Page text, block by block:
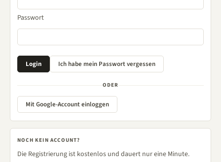
Passwort
ODER
Mit Google-Account einloggen
NOCH KEIN ACCOUNT?
Die Registrierung ist kostenlos und dauert nur eine Minute.